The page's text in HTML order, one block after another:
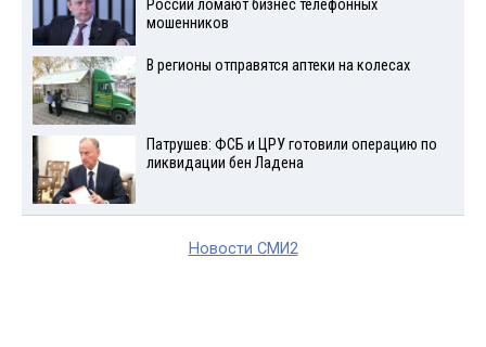
России ломают бизнес телефонных
мошенников
В регионы отправятся аптеки на колесах
Патрушев: ФСБ и ЦРУ готовили операцию по
ликвидации бен Ладена
Новости СМИ2